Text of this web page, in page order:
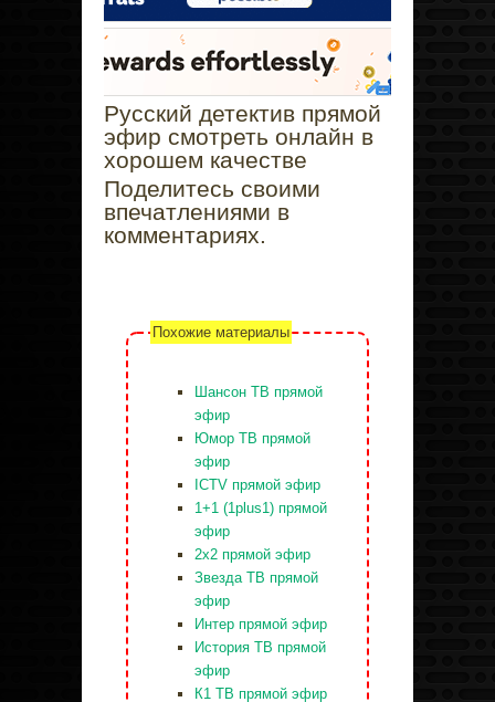
Русский детектив прямой
эфир смотреть онлайн в
хорошем качестве
Поделитесь своими
впечатлениями в
комментариях.
Похожие материалы
Шансон ТВ прямой
эфир
Юмор ТВ прямой
эфир
ICTV прямой эфир
1+1 (1plus1) прямой
эфир
2x2 прямой эфир
Звезда ТВ прямой
эфир
Интер прямой эфир
История ТВ прямой
эфир
К1 ТВ прямой эфир